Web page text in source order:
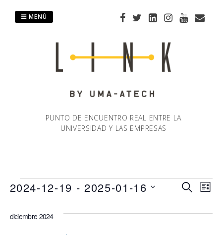
PUNTO DE ENCUENTRO REAL ENTRE LA
UNIVERSIDAD Y LAS EMPRESAS
MENÚ
Eventos
de
BUSCAR
de
2024-12-19 - 2025-01-16
la
diciembre 2024